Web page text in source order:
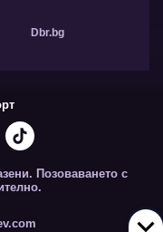
Dbr.bg
Позоваването с